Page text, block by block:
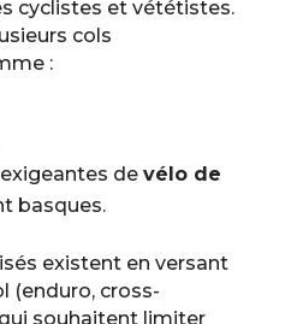
cyclistes et vététistes.
cols
:
de vélo de
basques.
existent en versant
(enduro, cross-
souhaitent limiter